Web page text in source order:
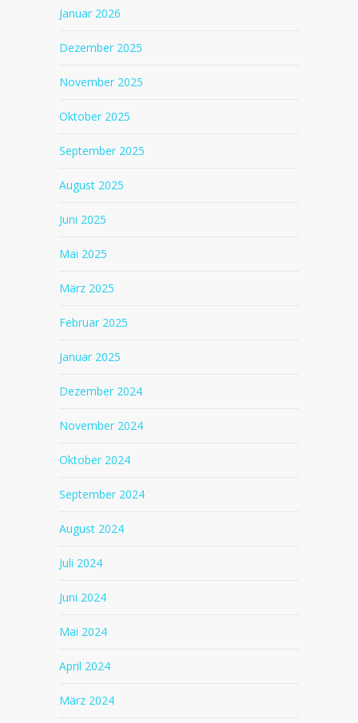
Januar 2026
Dezember 2025
November 2025
Oktober 2025
September 2025
August 2025
Juni 2025
Mai 2025
März 2025
Februar 2025
Januar 2025
Dezember 2024
November 2024
Oktober 2024
September 2024
August 2024
Juli 2024
Juni 2024
Mai 2024
April 2024
März 2024